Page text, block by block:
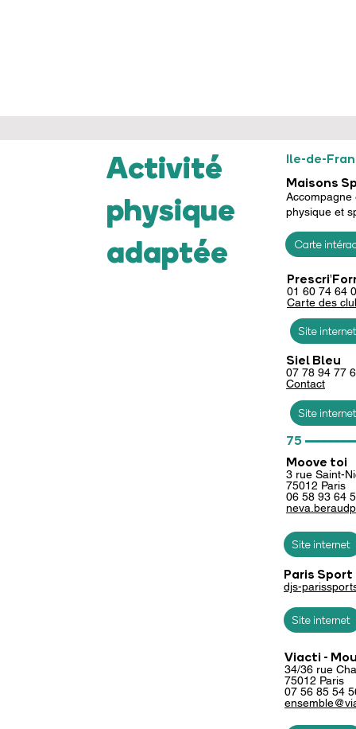
Activité
physique
adaptée
Ile-de-
Maisons
Accompagne
physique et
Carte
01 60 74 64
Carte des
Site internet
Siel Bleu
07 78 94 77
Contact
75
Site internet
Moove toi
3 rue Saint-
75012 Paris
06 58 93 64
Site internet
Paris
djs-
Site internet
Viacti -
34/36 rue
75012 Paris
07 56 85 54